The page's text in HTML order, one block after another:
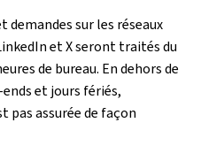
demandes sur les réseaux
et X seront traités du
de bureau. En dehors de
et jours fériés,
assurée de façon